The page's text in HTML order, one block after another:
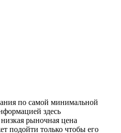
по самой минимальной
здесь
рыночная цена
подойти только чтобы его